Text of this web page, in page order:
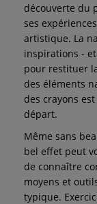
découverte du
ses
artistique. La
inspirations -
pour restituer
des éléments
des crayons
départ.
Même sans
bel effet peut
de connaître
moyens et
typique.